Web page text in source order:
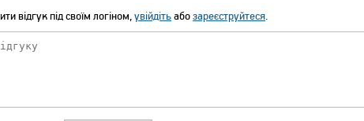
КОТИКИ (20ШТ/УП) ОФФ 82 ПАННОЧКА
відгук під своїм логіном,увійдітьабозареєструйтеся.